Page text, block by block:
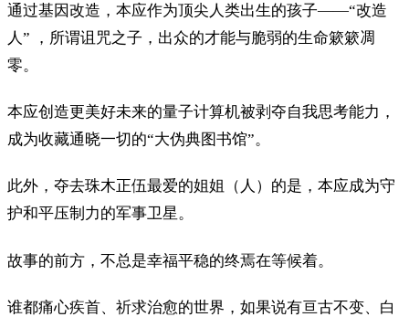
通过基因改造，本应作为顶尖人类出生的孩子——“改造
人” ，所谓诅咒之子，出众的才能与脆弱的生命簌簌凋
零。
本应创造更美好未来的量子计算机被剥夺自我思考能力，
成为收藏通晓一切的“大伪典图书馆”。
此外，夺去珠木正伍最爱的姐姐（人）的是，本应成为守
护和平压制力的军事卫星。
故事的前方，不总是幸福平稳的终焉在等候着。
谁都痛心疾首、祈求治愈的世界，如果说有亘古不变、白